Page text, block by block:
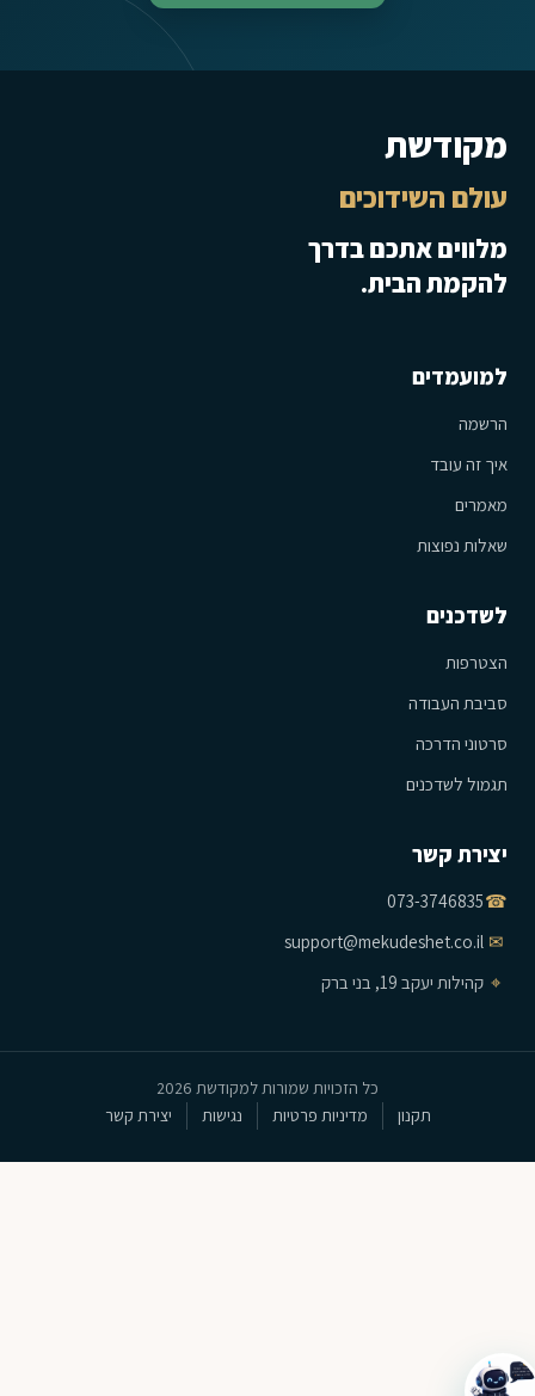
מקודשת
עולם השידוכים
מלווים אתכם בדרך
להקמת הבית.
למועמדים
הרשמה
איך זה עובד
מאמרים
שאלות נפוצות
לשדכנים
הצטרפות
סביבת העבודה
סרטוני הדרכה
תגמול לשדכנים
יצירת קשר
☎
073-3746835
✉
support@mekudeshet.co.il
⌖ קהילות יעקב 19, בני ברק
כל הזכויות שמורות למקודשת 2026
תקנון
מדיניות פרטיות נגישות יצירת קשר